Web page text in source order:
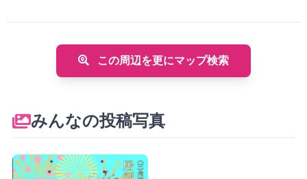
この周辺を更にマップ検索
みんなの投稿写真